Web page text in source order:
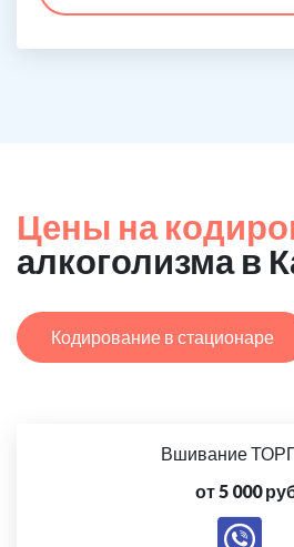
Цены на
алкоголизма в
Кодирование в стационаре
Вшивание
от 5 000